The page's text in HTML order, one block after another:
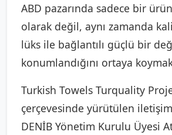
ABD pazarında sadece bir
olarak değil, aynı zamanda
lüks ile bağlantılı güçlü bir
konumlandığını ortaya
Turkish Towels Turquality
çerçevesinde yürütülen iletişim
DENİB Yönetim Kurulu Üyesi